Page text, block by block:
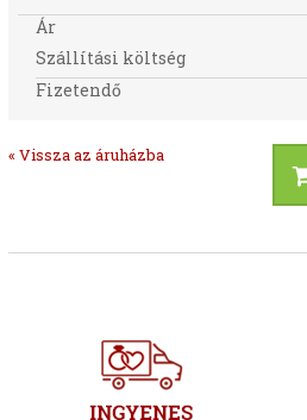
Ár
Szállítási költség
Fizetendő
« Vissza az áruházba